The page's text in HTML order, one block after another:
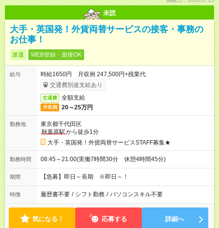
未読
大手・英国発！外貨両替サービスの接客・事務の
お仕事！
派遣 WEB登録・面接OK
給与
時給1650円 月収例 247,500円+残業代
交通費別途支給あり
交通費 全額支給
月収例 20～25万円
勤務地
東京都千代田区
秋葉原駅から徒歩1分
大手・英国発！外貨両替サービスSTAFF募集★
勤務時間 08:45～21:00(実働7時間30分 休憩4時間45分)
期間 【急募】即日～長期 ※即日～！
特徴 履歴書不要 / シフト勤務 / パソコンスキル不要
気になる！ 応募する 詳細へ